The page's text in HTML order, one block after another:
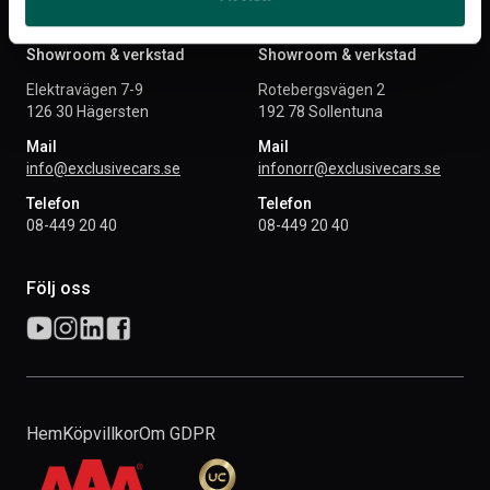
Västberga
Showroom & verkstad
Elektravägen 7-9
126 30 Hägersten
Mail
info@exclusivecars.se
Telefon
08-449 20 40
Sollentuna
Showroom & verkstad
Rotebergsvägen 2
192 78 Sollentuna
Mail
infonorr@exclusivecars.se
Telefon
08-449 20 40
Följ oss
HemKöpvillkorOm GDPR